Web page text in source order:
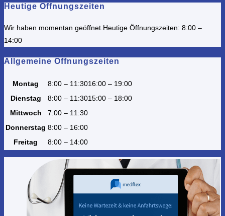
Heutige Öffnungszeiten
Wir haben momentan geöffnet. Heutige Öffnungszeiten: 8:00 –
14:00
Allgemeine Öffnungszeiten
Montag 8:00 – 11:3016:00 – 19:00
Dienstag
8:00 – 11:3015:00 – 18:00
Mittwoch
7:00 – 11:30
Donnerstag 8:00 – 16:00
Freitag
8:00 – 14:00